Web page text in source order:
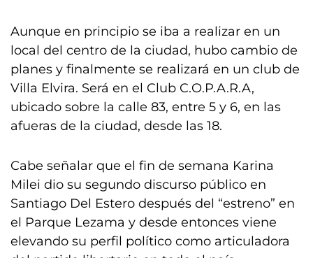
Aunque en principio se iba a realizar en un
local del centro de la ciudad, hubo cambio de
planes y finalmente se realizará en un club de
Villa Elvira. Será en el Club C.O.P.A.R.A,
ubicado sobre la calle 83, entre 5 y 6, en las
afueras de la ciudad, desde las 18.
Cabe señalar que el fin de semana Karina
Milei dio su segundo discurso público en
Santiago Del Estero después del “estreno” en
el Parque Lezama y desde entonces viene
elevando su perfil político como articuladora